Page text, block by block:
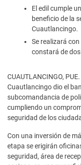
El edil cumple
beneficio de la
Cuautlancingo.
Se realizará
constará de
CUAUTLANCINGO,
Cuautlancingo dio el
subcomandancia de
cumpliendo un
seguridad de los
Con una inversión de
etapa se erigirán
seguridad, área de